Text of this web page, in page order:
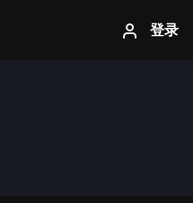
登录